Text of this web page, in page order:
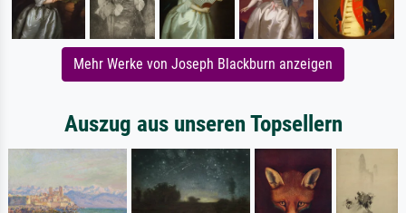
Mehr Werke von Joseph Blackburn anzeigen
Auszug aus unseren Topsellern